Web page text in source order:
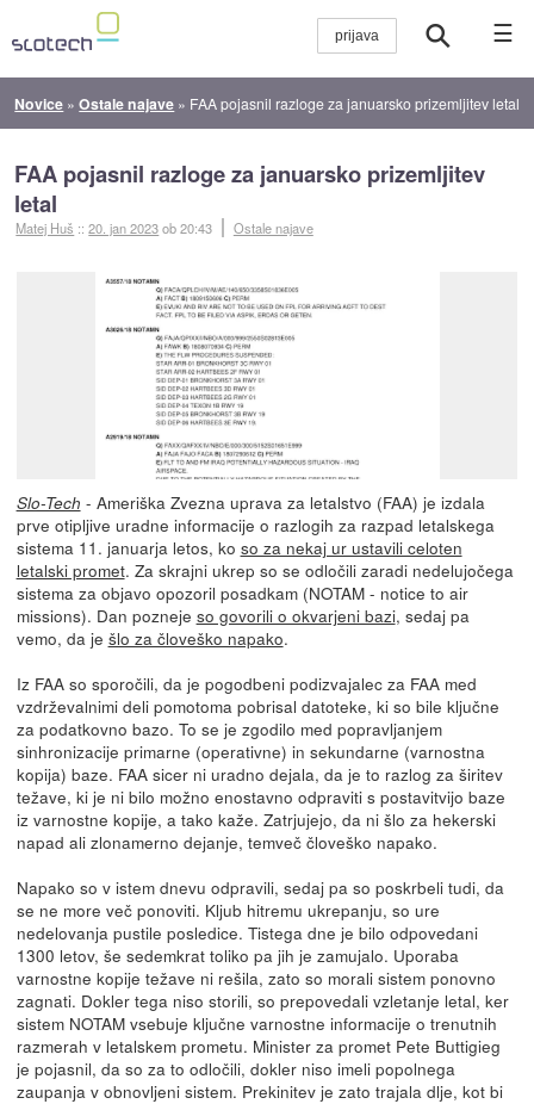
☰
Novice »Ostale najave » FAA pojasnil razloge za januarsko prizemljitev letal
FAA pojasnil razloge za januarsko prizemljitev
letal
Matej Huš ::20. jan 2023ob 20:43 Ostale najave
Slo-Tech - Ameriška Zvezna uprava za letalstvo (FAA) je izdala
prve otipljive uradne informacije o razlogih za razpad letalskega
sistema 11. januarja letos, ko so za nekaj ur ustavili celoten
letalski promet. Za skrajni ukrep so se odločili zaradi nedelujočega
sistema za objavo opozoril posadkam (NOTAM - notice to air
missions). Dan pozneje so govorili o okvarjeni bazi, sedaj pa
vemo, da je šlo za človeško napako.
Iz FAA so sporočili, da je pogodbeni podizvajalec za FAA med
vzdrževalnimi deli pomotoma pobrisal datoteke, ki so bile ključne
za podatkovno bazo. To se je zgodilo med popravljanjem
sinhronizacije primarne (operativne) in sekundarne (varnostna
kopija) baze. FAA sicer ni uradno dejala, da je to razlog za širitev
težave, ki je ni bilo možno enostavno odpraviti s postavitvijo baze
iz varnostne kopije, a tako kaže. Zatrjujejo, da ni šlo za hekerski
napad ali zlonamerno dejanje, temveč človeško napako.
Napako so v istem dnevu odpravili, sedaj pa so poskrbeli tudi, da
se ne more več ponoviti. Kljub hitremu ukrepanju, so ure
nedelovanja pustile posledice. Tistega dne je bilo odpovedani
1300 letov, še sedemkrat toliko pa jih je zamujalo. Uporaba
varnostne kopije težave ni rešila, zato so morali sistem ponovno
zagnati. Dokler tega niso storili, so prepovedali vzletanje letal, ker
sistem NOTAM vsebuje ključne varnostne informacije o trenutnih
razmerah v letalskem prometu. Minister za promet Pete Buttigieg
je pojasnil, da so za to odločili, dokler niso imeli popolnega
zaupanja v obnovljeni sistem. Prekinitev je zato trajala dlje, kot bi